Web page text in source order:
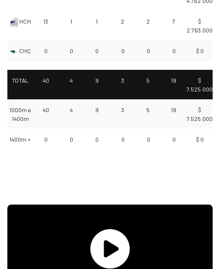
HCH 13 1 1 2 2 7
$
2.763.000
CHC 0 0 0 0 0 0 $ 0
TOTAL 40 4 9 3 5 19
$
7.525.000
1000m a
1400m
40 4 9 3 5 19
$
7.525.000
1400m + 0 0 0 0 0 0 $ 0